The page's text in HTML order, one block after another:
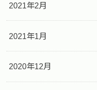
2021年2月
2021年1月
2020年12月